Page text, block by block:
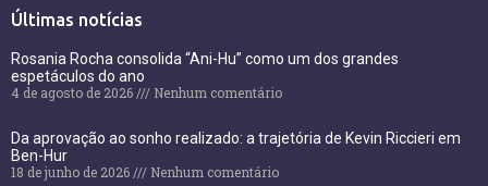
Últimas notícias
Rosania Rocha consolida “Ani-Hu” como um dos grandes
espetáculos do ano
4 de agosto de 2026
Nenhum comentário
Da aprovação ao sonho realizado: a trajetória de Kevin Riccieri em
Ben-Hur
18 de junho de 2026
Nenhum comentário